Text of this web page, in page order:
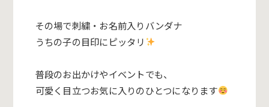
その場で刺繍・お名前入りバンダナ
うちの子の目印にピッタリ
普段のお出かけやイベントでも、
可愛く目立つお気に入りのひとつになります